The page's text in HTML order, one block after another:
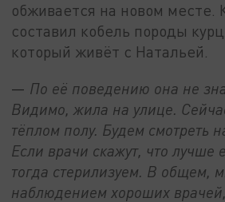
обживается на новом месте.
составил кобель породы
который живёт с Натальей.
— По её поведению она не
Видимо, жила на улице.
тёплом полу. Будем смотреть
Если врачи скажут, что лучше
тогда стерилизуем. В общем,
наблюдением хороших врачей,